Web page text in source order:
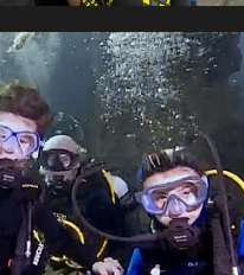
LOGIN
Username or email address*